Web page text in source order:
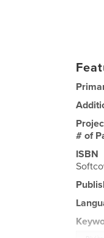
# of
ISBN